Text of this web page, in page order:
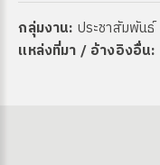
กลุ่มงาน: ประชาสัมพันธ์
แหล่งที่มา / อ้างอิงอื่น: